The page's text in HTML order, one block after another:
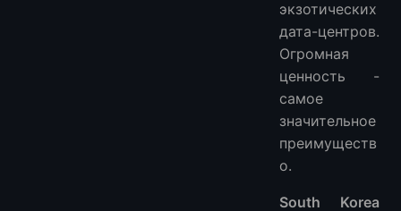
экзотических
дата-центров.
Огромная
ценность -
самое
значительное
преимуществ
о.
South Korea